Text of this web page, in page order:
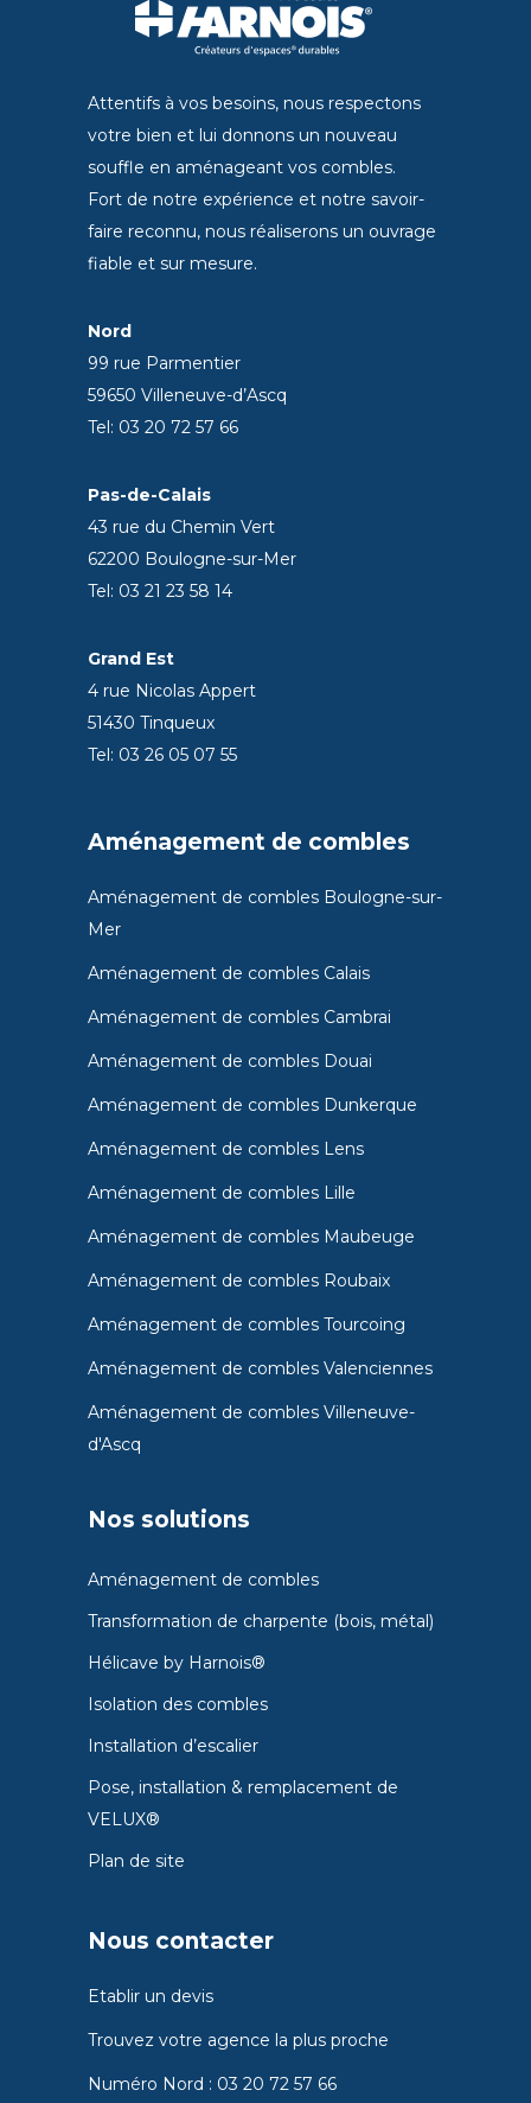
Attentifs à vos besoins, nous respectons
votre bien et lui donnons un nouveau
souffle en aménageant vos combles.
Fort de notre expérience et notre savoir-
faire reconnu, nous réaliserons un ouvrage
fiable et sur mesure.
Nord
99 rue Parmentier
59650 Villeneuve-d’Ascq
Tel: 03 20 72 57 66
Pas-de-Calais
43 rue du Chemin Vert
62200 Boulogne-sur-Mer
Tel: 03 21 23 58 14
Grand Est
4 rue Nicolas Appert
51430 Tinqueux
Tel: 03 26 05 07 55
Aménagement de combles
Aménagement de combles Boulogne-sur-
Mer
Aménagement de combles Calais
Aménagement de combles Cambrai
Aménagement de combles Douai
Aménagement de combles Dunkerque
Aménagement de combles Lens
Aménagement de combles Lille
Aménagement de combles Maubeuge
Aménagement de combles Roubaix
Aménagement de combles Tourcoing
Aménagement de combles Valenciennes
Aménagement de combles Villeneuve-
d'Ascq
Nos solutions
Aménagement de combles
Transformation de charpente (bois, métal)
Hélicave by Harnois®
Isolation des combles
Installation d’escalier
Pose, installation & remplacement de
VELUX®
Plan de site
Nous contacter
Etablir un devis
Trouvez votre agence la plus proche
Numéro Nord : 03 20 72 57 66